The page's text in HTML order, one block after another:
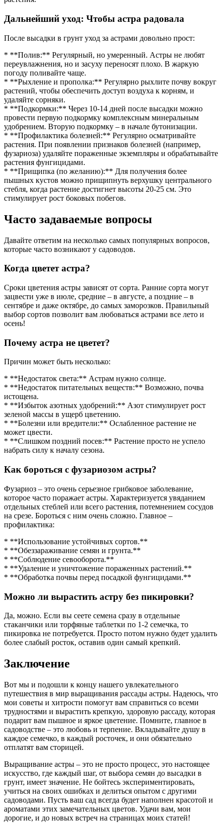
Дальнейший уход: Чтобы астра радовала
После высадки в грунт уход за астрами довольно прост:
* **Полив:** Регулярный, но умеренный. Астры не любят
переувлажнения, но и засуху переносят плохо. В жаркую
погоду поливайте чаще.
* **Рыхление и прополка:** Регулярно рыхлите почву вокруг
растений, чтобы обеспечить доступ воздуха к корням, и
удаляйте сорняки.
* **Подкормки:** Через 10-14 дней после высадки можно
провести первую подкормку комплексным минеральным
удобрением. Вторую подкормку – в начале бутонизации.
* **Профилактика болезней:** Регулярно осматривайте
растения. При появлении признаков болезней (например,
фузариоза) удаляйте пораженные экземпляры и обрабатывайте
растения фунгицидами.
* **Прищипка (по желанию):** Для получения более
пышных кустов можно прищипнуть верхушку центрального
стебля, когда растение достигнет высоты 20-25 см. Это
стимулирует рост боковых побегов.
Часто задаваемые вопросы
Давайте ответим на несколько самых популярных вопросов,
которые часто возникают у садоводов.
Когда цветет астра?
Сроки цветения астры зависят от сорта. Ранние сорта могут
зацвести уже в июле, средние – в августе, а поздние – в
сентябре и даже октябре, до самых заморозков. Правильный
выбор сортов позволит вам любоваться астрами все лето и
осень!
Почему астра не цветет?
Причин может быть несколько:
* **Недостаток света:** Астрам нужно солнце.
* **Недостаток питательных веществ:** Возможно, почва
истощена.
* **Избыток азотных удобрений:** Азот стимулирует рост
зеленой массы в ущерб цветению.
* **Болезни или вредители:** Ослабленное растение не
может цвести.
* **Слишком поздний посев:** Растение просто не успело
набрать силу к началу сезона.
Как бороться с фузариозом астры?
Фузариоз – это очень серьезное грибковое заболевание,
которое часто поражает астры. Характеризуется увяданием
отдельных стеблей или всего растения, потемнением сосудов
на срезе. Бороться с ним очень сложно. Главное –
профилактика:
* **Использование устойчивых сортов.**
* **Обеззараживание семян и грунта.**
* **Соблюдение севооборота.**
* **Удаление и уничтожение пораженных растений.**
* **Обработка почвы перед посадкой фунгицидами.**
Можно ли вырастить астру без пикировки?
Да, можно. Если вы сеете семена сразу в отдельные
стаканчики или торфяные таблетки по 1-2 семечка, то
пикировка не потребуется. Просто потом нужно будет удалить
более слабый росток, оставив один самый крепкий.
Заключение
Вот мы и подошли к концу нашего увлекательного
путешествия в мир выращивания рассады астры. Надеюсь, что
мои советы и хитрости помогут вам справиться со всеми
трудностями и вырастить крепкую, здоровую рассаду, которая
подарит вам пышное и яркое цветение. Помните, главное в
садоводстве – это любовь и терпение. Вкладывайте душу в
каждое семечко, в каждый росточек, и они обязательно
отплатят вам сторицей.
Выращивание астры – это не просто процесс, это настоящее
искусство, где каждый шаг, от выбора семян до высадки в
грунт, имеет значение. Не бойтесь экспериментировать,
учиться на своих ошибках и делиться опытом с другими
садоводами. Пусть ваш сад всегда будет наполнен красотой и
ароматами этих замечательных цветов. Удачи вам, мои
дорогие, и до новых встреч на страницах моих статей!